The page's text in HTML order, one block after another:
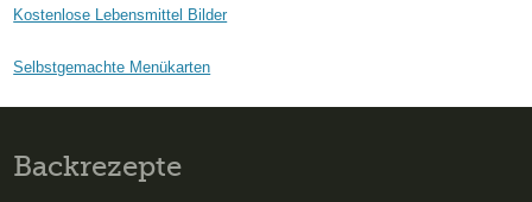
Kostenlose Lebensmittel Bilder
Selbstgemachte Menükarten
Backrezepte